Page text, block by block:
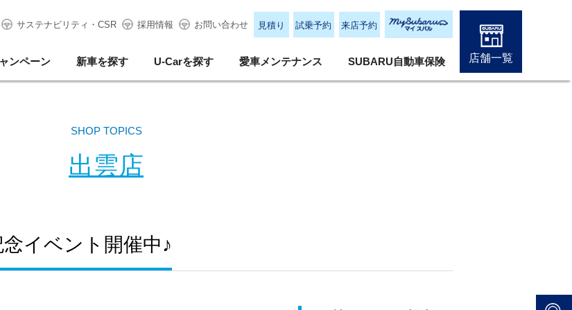
サステナビリティ・CSR 採用情報 お問い合わせ 見積り 試乗予約 来店予約
ンペーン 新車を探す U-Carを探す 愛車メンテナンス SUBARU自動車保険 店舗一覧
SHOP TOPICS
出雲店
イベント開催中♪